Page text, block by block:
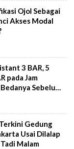
Ojol Sebagai
Akses Modal
3 BAR, 5
pada Jam
Sebelum
Gedung
Usai Dilalap
Malam